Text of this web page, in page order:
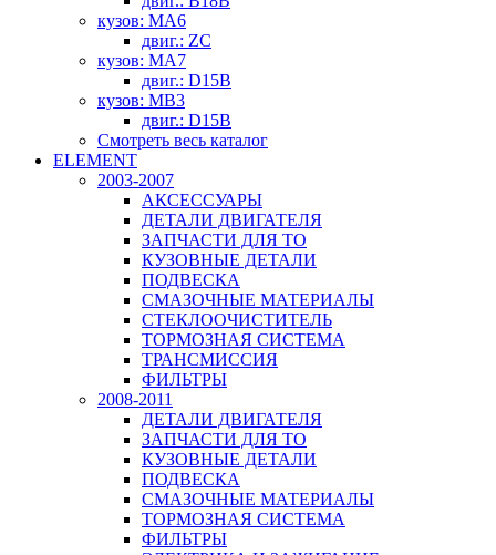
кузов: MA6
двиг.: ZC
кузов: MA7
двиг.: D15B
кузов: MB3
двиг.: D15B
Смотреть весь каталог
ELEMENT
2003-2007
АКСЕССУАРЫ
ДЕТАЛИ ДВИГАТЕЛЯ
ЗАПЧАСТИ ДЛЯ ТО
КУЗОВНЫЕ ДЕТАЛИ
ПОДВЕСКА
СМАЗОЧНЫЕ МАТЕРИАЛЫ
СТЕКЛООЧИСТИТЕЛЬ
ТОРМОЗНАЯ СИСТЕМА
ТРАНСМИССИЯ
ФИЛЬТРЫ
2008-2011
ДЕТАЛИ ДВИГАТЕЛЯ
ЗАПЧАСТИ ДЛЯ ТО
КУЗОВНЫЕ ДЕТАЛИ
ПОДВЕСКА
СМАЗОЧНЫЕ МАТЕРИАЛЫ
ТОРМОЗНАЯ СИСТЕМА
ФИЛЬТРЫ